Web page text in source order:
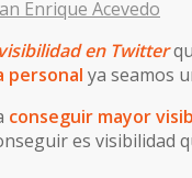
Enrique Acevedo
en Twitter
personal ya seamos
conseguir mayor
es